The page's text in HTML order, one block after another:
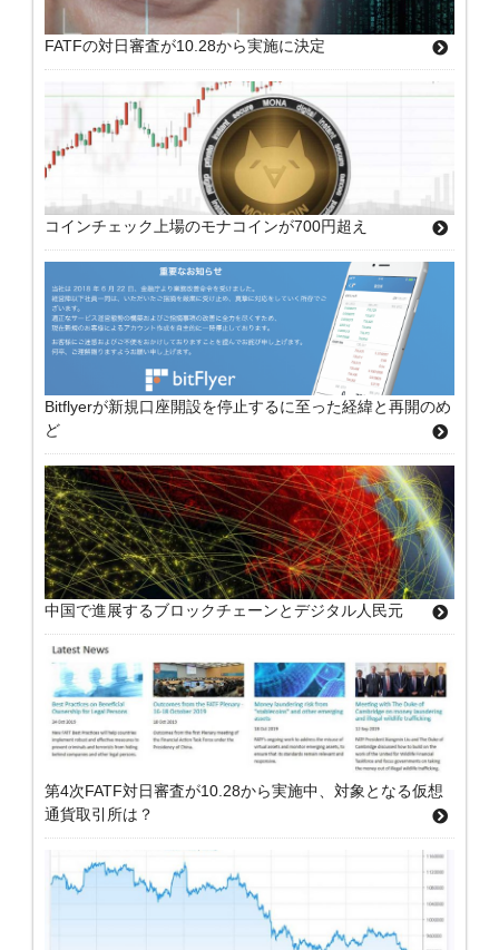
FATFの対日審査が10.28から実施に決定
コインチェック上場のモナコインが700円超え
Bitflyerが新規口座開設を停止するに至った経緯と再開のめ
ど
中国で進展するブロックチェーンとデジタル人民元
第4次FATF対日審査が10.28から実施中、対象となる仮想
通貨取引所は？